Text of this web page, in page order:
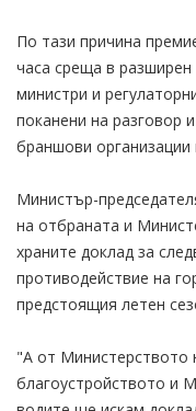
По тази причина
часа среща в
министри и
поканени на разговор
браншови организации
Министър-
на отбраната и
храните доклад за
противодействие на
предстоящия летен
"А от Министерството
благоустройството и